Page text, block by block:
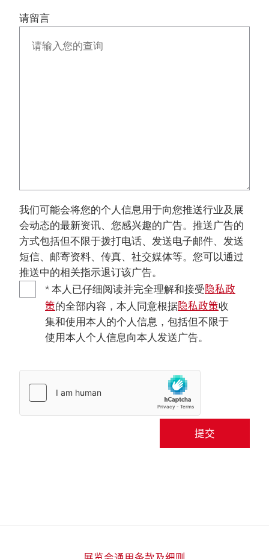
请留言
我们可能会将您的个人信息用于向您推送行业及展
会动态的最新资讯、您感兴趣的广告。推送广告的
方式包括但不限于拨打电话、发送电子邮件、发送
短信、邮寄资料、传真、社交媒体等。您可以通过
推送中的相关指示退订该广告。
* 本人已仔细阅读并完全理解和接受隐私政
策的全部内容，本人同意根据隐私政策收
集和使用本人的个人信息，包括但不限于
使用本人个人信息向本人发送广告。
提交